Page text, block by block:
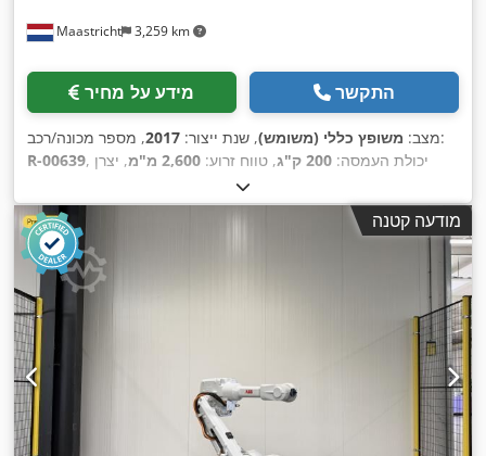
Maastricht 3,259 km
מידע על מחיר התקשר
מצב: משופץ כללי (משומש), שנת ייצור: 2017
, מספר מכונה/רכב:
R-00639
, יכולת העמסה: 200 ק"ג , טווח זרוע: 2,600 מ"מ
, יצרן
, יצרן teach pendant:
מודעה קטנה